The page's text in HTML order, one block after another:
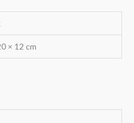
× 12 cm